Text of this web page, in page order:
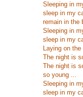
Sleeping in
sleep in my
remain in the
Sleeping in
sleep in my
Laying on
The night is
The night is
so young ...
Sleeping in
sleep in my